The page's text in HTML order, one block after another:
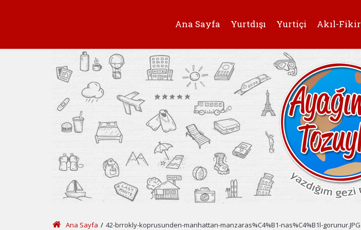
Ana Sayfa Yurtdışı Yurtiçi Akıl-Fikir
Ana Sayfa / 42-brrokly-koprusunden-manhattan-manzaras%C4%B1-nas%C4%B1l-gorunur.JPG